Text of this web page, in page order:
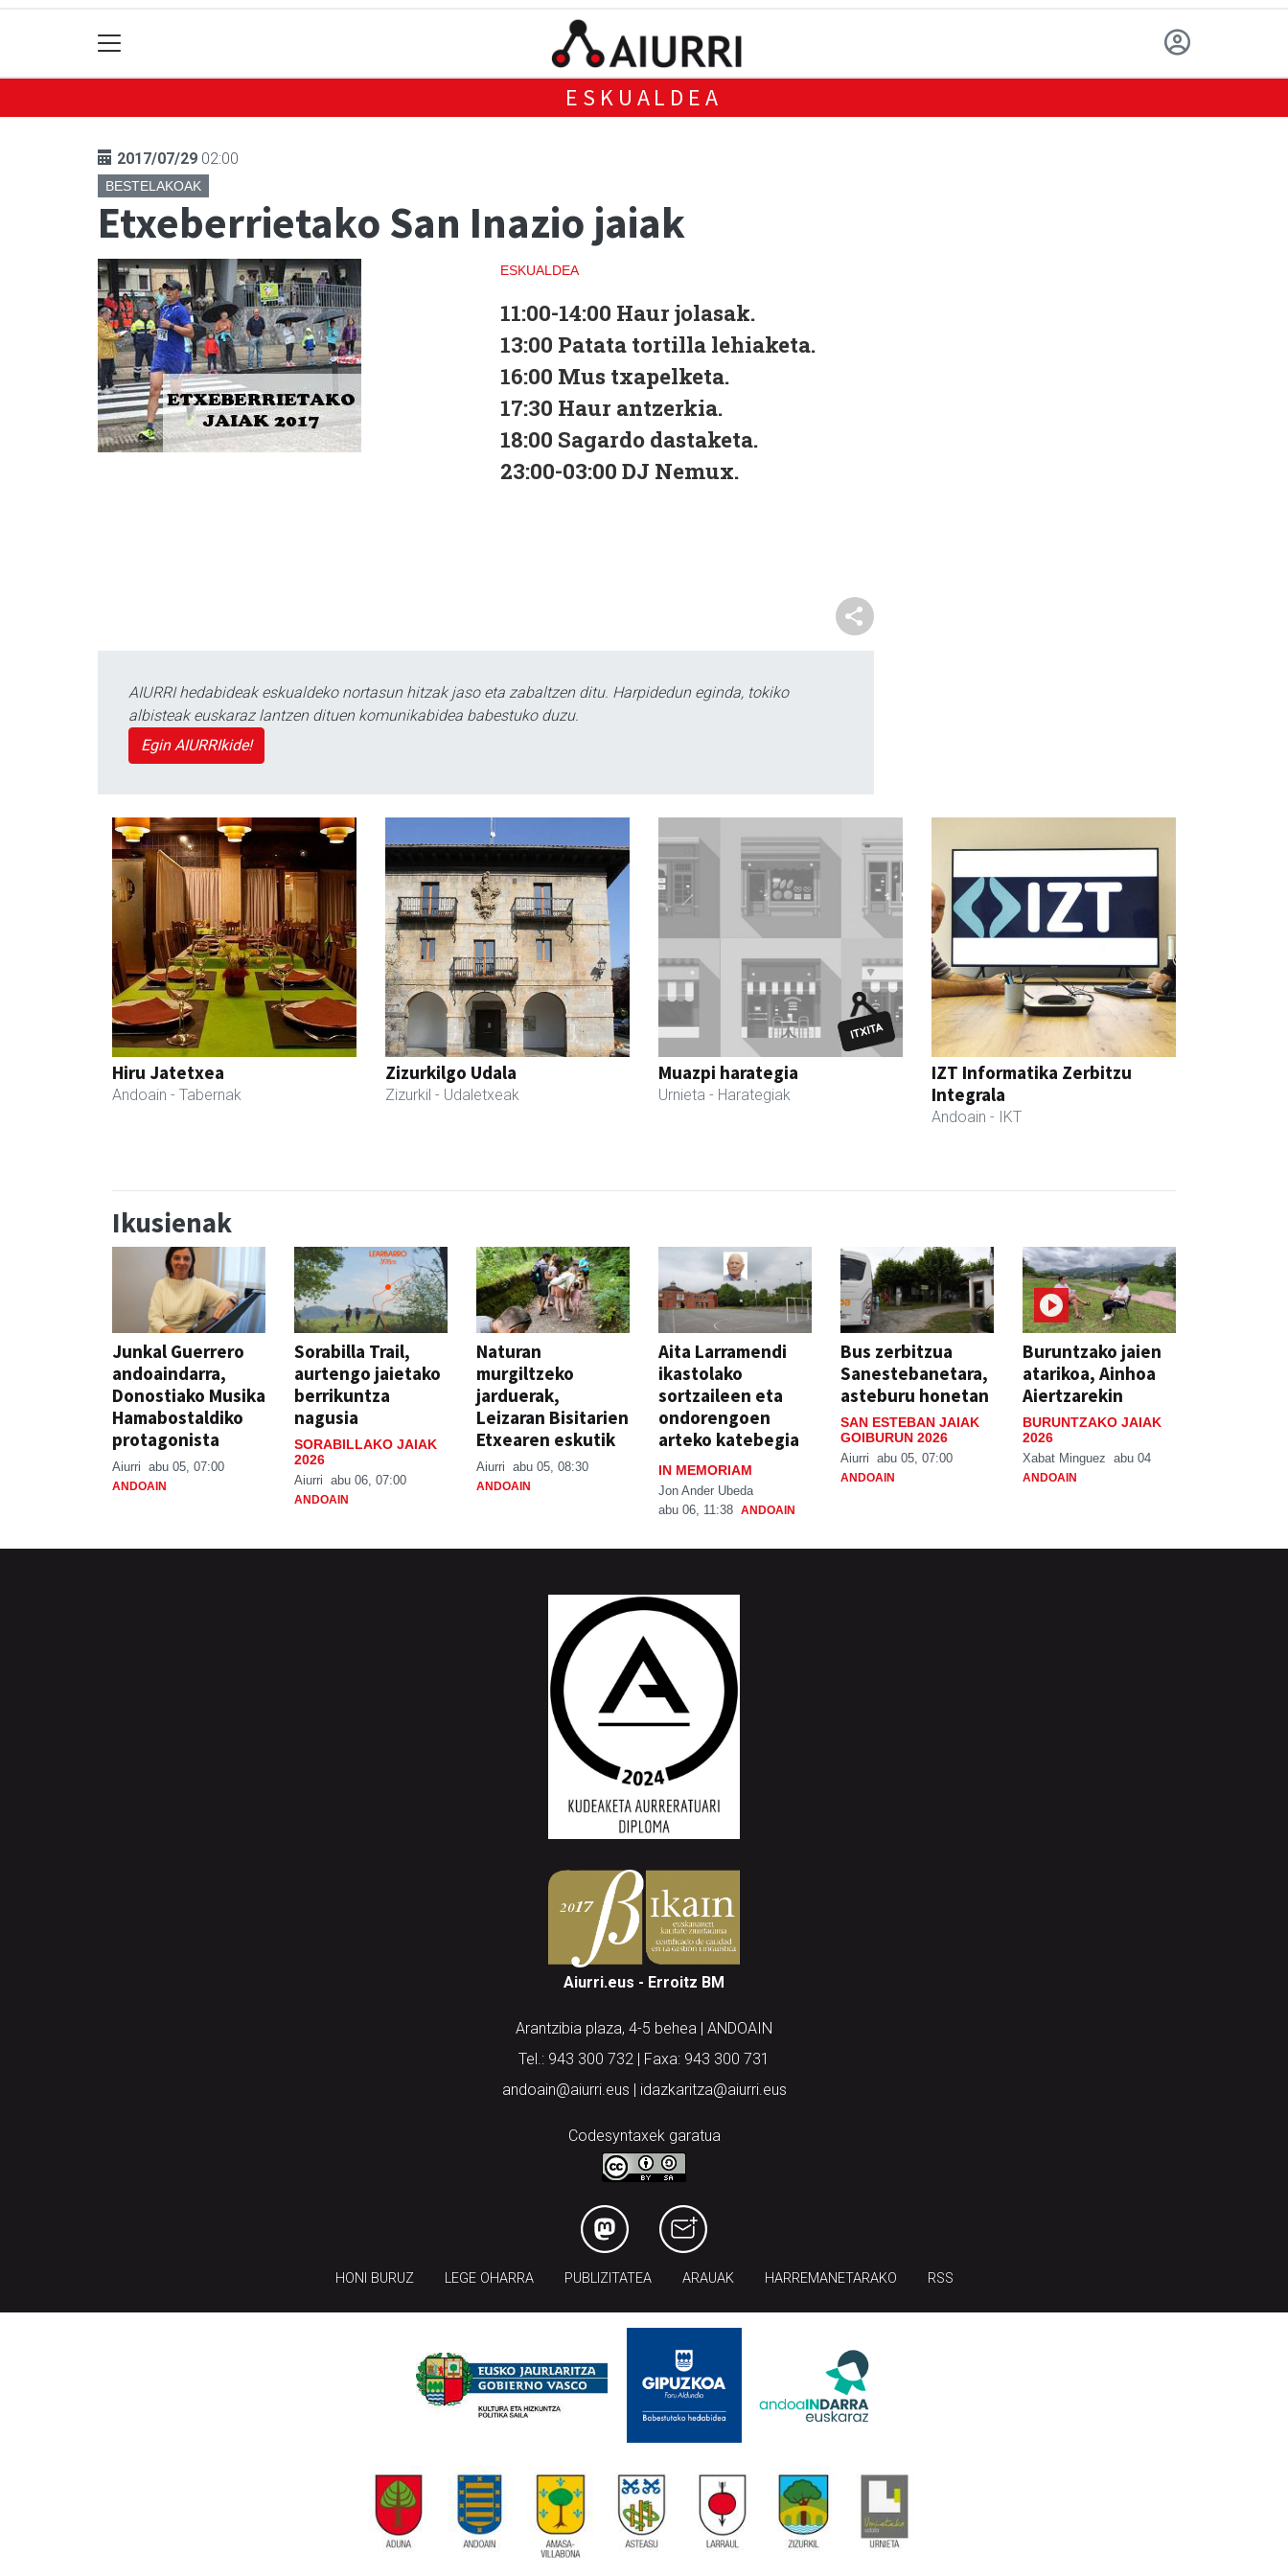
ESKUALDEA
2017/07/29 02:00
BESTELAKOAK
Etxeberrietako San Inazio jaiak
ESKUALDEA
11:00-14:00 Haur jolasak.
13:00 Patata tortilla lehiaketa.
16:00 Mus txapelketa.
17:30 Haur antzerkia.
18:00 Sagardo dastaketa.
23:00-03:00 DJ Nemux.
AIURRI hedabideak eskualdeko nortasun hitzak jaso eta zabaltzen ditu. Harpidedun eginda, tokiko
albisteak euskaraz lantzen dituen komunikabidea babestuko duzu.
Egin AIURRIkide!
Hiru Jatetxea
Andoain - Tabernak
Zizurkilgo Udala
Zizurkil - Udaletxeak
Muazpi harategia
Urnieta - Harategiak
IZT Informatika Zerbitzu
Integrala
Andoain - IKT
Ikusienak
Junkal Guerrero
andoaindarra,
Donostiako Musika
Hamabostaldiko
protagonista
Aiurri abu 05, 07:00
ANDOAIN
Sorabilla Trail,
aurtengo jaietako
berrikuntza
nagusia
SORABILLAKO JAIAK
2026
Aiurri abu 06, 07:00
ANDOAIN
Naturan
murgiltzeko
jarduerak,
Leizaran Bisitarien
Etxearen eskutik
Aiurri abu 05, 08:30
ANDOAIN
Aita Larramendi
ikastolako
sortzaileen eta
ondorengoen
arteko katebegia
IN MEMORIAM
Jon Ander Ubeda
abu 06, 11:38 ANDOAIN
Bus zerbitzua
Sanestebanetara,
asteburu honetan
SAN ESTEBAN JAIAK
GOIBURUN 2026
Aiurri abu 05, 07:00
ANDOAIN
Buruntzako jaien
atarikoa, Ainhoa
Aiertzarekin
BURUNTZAKO JAIAK
2026
Xabat Minguez abu 04
ANDOAIN
Aiurri.eus - Erroitz BM
Arantzibia plaza, 4-5 behea | ANDOAIN
Tel.: 943 300 732 | Faxa: 943 300 731
andoain@aiurri.eus | idazkaritza@aiurri.eus
Codesyntaxek garatua
HONI BURUZ LEGE OHARRA PUBLIZITATEA ARAUAK HARREMANETARAKO RSS